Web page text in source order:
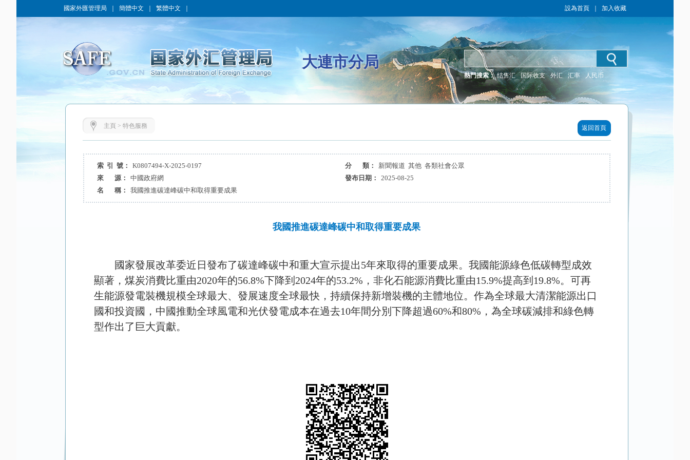
國家外匯管理局 簡體中文 繁體中文 設為首頁 加入收藏
大連市分局
熱門搜索： 结售汇 国际收支 外汇 汇率 人民币
主頁 > 特色服務 返回首頁
索 引 號： K0807494-X-2025-0197 分 類：
新聞報道 其他 各類社會公眾
來 源：
中國政府網 發布日期：
2025-08-25
名 稱：
我國推進碳達峰碳中和取得重要成果
我國推進碳達峰碳中和取得重要成果
國家發展改革委近日發布了碳達峰碳中和重大宣示提出5年來取得的重要成果。我國能源綠色低碳轉型成效
顯著，煤炭消費比重由2020年的56.8%下降到 2024年的53.2% ，非化石能源消費比重由15.9%提高到 19.8%。可再
生能源發電裝機規模全球最大、發展速度全球最快，持續保持新增裝機的主體地位。作為全球最大清潔能源出口
國和投資國，中國推動全球風電和光伏發電成本在過去10年間分別下降超過60%和80% ，為全球碳減排和綠色轉
型作出了巨大貢獻。